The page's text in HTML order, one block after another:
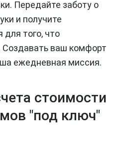
Передайте заботу о
и получите
для того, что
Создавать ваш комфорт
ежедневная миссия.
стоимости
"под ключ"